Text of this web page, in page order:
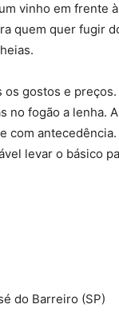
vinho em frente
quem quer fugir
gostos e
no fogão a lenha.
com
levar o básico
do Barreiro (SP)